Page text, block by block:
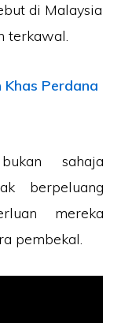
di Malaysia
terkawal.
Khas Perdana
sahaja
berpeluang
mereka
pembekal.